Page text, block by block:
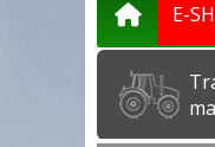
E-